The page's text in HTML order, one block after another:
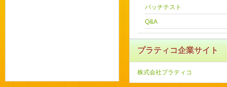
パッチテスト
Q&A
プラティコ企業サイト
株式会社プラティコ